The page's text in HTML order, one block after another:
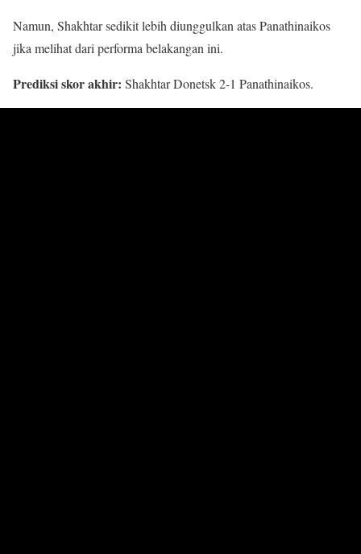
Namun, Shakhtar sedikit lebih diunggulkan atas Panathinaikos
jika melihat dari performa belakangan ini.
Prediksi skor akhir: Shakhtar Donetsk 2-1 Panathinaikos.